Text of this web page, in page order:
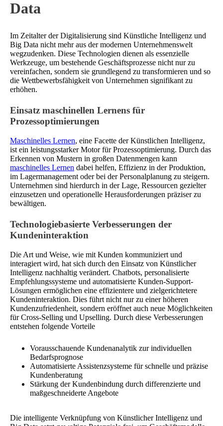
Data
Im Zeitalter der Digitalisierung sind Künstliche Intelligenz und
Big Data nicht mehr aus der modernen Unternehmenswelt
wegzudenken. Diese Technologien dienen als essenzielle
Werkzeuge, um bestehende Geschäftsprozesse nicht nur zu
vereinfachen, sondern sie grundlegend zu transformieren und so
die Wettbewerbsfähigkeit von Unternehmen signifikant zu
erhöhen.
Einsatz maschinellen Lernens für
Prozessoptimierungen
Maschinelles Lernen, eine Facette der Künstlichen Intelligenz,
ist ein leistungsstarker Motor für Prozessoptimierung. Durch das
Erkennen von Mustern in großen Datenmengen kann
maschinelles Lernen dabei helfen, Effizienz in der Produktion,
im Lagermanagement oder bei der Personalplanung zu steigern.
Unternehmen sind hierdurch in der Lage, Ressourcen gezielter
einzusetzen und operationelle Herausforderungen präziser zu
bewältigen.
Technologiebasierte Verbesserungen der
Kundeninteraktion
Die Art und Weise, wie mit Kunden kommuniziert und
interagiert wird, hat sich durch den Einsatz von Künstlicher
Intelligenz nachhaltig verändert. Chatbots, personalisierte
Empfehlungssysteme und automatisierte Kunden-Support-
Lösungen ermöglichen eine effizientere und zielgerichtetere
Kundeninteraktion. Dies führt nicht nur zu einer höheren
Kundenzufriedenheit, sondern eröffnet auch neue Möglichkeiten
für Cross-Selling und Upselling. Durch diese Verbesserungen
entstehen folgende Vorteile
Vorausschauende Kundenanalytik zur individuellen
Bedarfsprognose
Automatisierte Assistenzsysteme für schnelle und präzise
Kundenberatung
Stärkung der Kundenbindung durch differenzierte und
maßgeschneiderte Angebote
Die intelligente Verknüpfung von Künstlicher Intelligenz und